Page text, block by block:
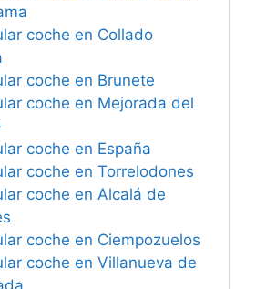
coche en Collado
coche en Brunete
coche en Mejorada del
coche en España
coche en Torrelodones
coche en Alcalá de
coche en Ciempozuelos
coche en Villanueva de